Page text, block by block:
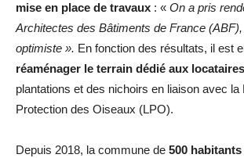
mise en place de travaux : « On a pris
Architectes des Bâtiments de France
optimiste ». En fonction des résultats, il est
réaménager le terrain dédié aux locataires
plantations et des nichoirs en liaison avec la
Protection des Oiseaux (LPO).
Depuis 2018, la commune de 500 habitants